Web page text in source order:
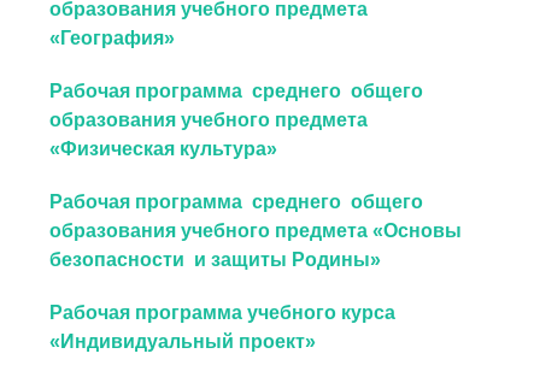
образования учебного предмета
«География»
Рабочая программа среднего общего
образования учебного предмета
«Физическая культура»
Рабочая программа среднего общего
образования учебного предмета «Основы
безопасности и защиты Родины»
Рабочая программа учебного курса
«Индивидуальный проект»